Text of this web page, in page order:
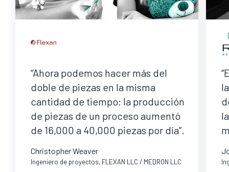
“Ahora podemos hacer más del
doble de piezas en la misma
cantidad de tiempo: la producción
de piezas de un proceso aumentó
de 16,000 a 40,000 piezas por día”.
Christopher Weaver
Ingeniero de proyectos, FLEXAN LLC / MEDRON LLC